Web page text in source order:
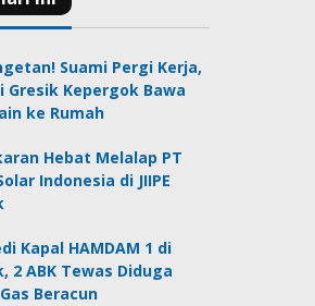
Suami Pergi Kerja,
Gresik Kepergok Bawa
ke Rumah
Hebat Melalap PT
Indonesia di JIIPE
Kapal HAMDAM 1 di
2 ABK Tewas Diduga
Beracun